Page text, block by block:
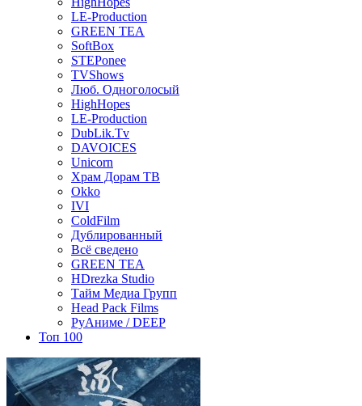
LE-Production
GREEN TEA
SoftBox
STEPonee
TVShows
Люб. Одноголосый
HighHopes
LE-Production
DubLik.Tv
DAVOICES
Unicorn
Храм Дорам ТВ
Okko
IVI
ColdFilm
Дублированный
Всё сведено
GREEN TEA
HDrezka Studio
Тайм Медиа Групп
Head Pack Films
РуАниме / DEEP
Топ 100